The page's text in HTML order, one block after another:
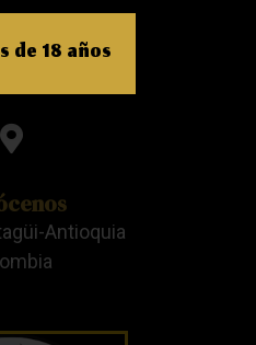
Antioquia
de 18 años